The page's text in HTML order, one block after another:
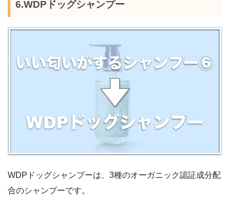
6.WDPドッグシャンプー
WDPドッグシャンプーは、3種のオーガニック認証成分配
合のシャンプーです。